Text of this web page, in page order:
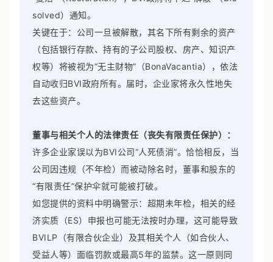
solved）通知。
关键在于：公司一旦被解散，其名下所有剩余的资产
（包括银行存款、持有的子公司股权、房产、知识产
权等）将被视为“无主财物”（BonaVacantia），依法
自动收归BVI政府所有。届时，企业家将永久性地失
去这些资产。
董事与相关个人的法律责任（丧失有限责任保护）：
许多企业家误以为BVI公司“人死债消”。恰恰相反，当
公司因违规（不年检）而被动除名时，董事和股东的
“有限责任”保护伞就可能被打破。
如您提供的资料中明确警示：超期未年检，相关的经
济实质（ES）申报也可能无法按时办理，这可能导致
BVILP（有限合伙企业）及其相关个人（如合伙人、
受益人等）面临罚款或最高5年的监禁。这一原则同